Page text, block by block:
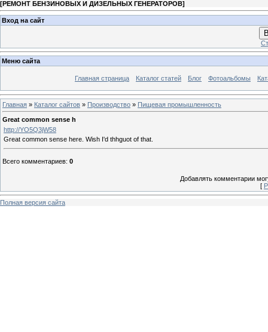
[РЕМОНТ БЕНЗИНОВЫХ И ДИЗЕЛЬНЫХ ГЕНЕРАТОРОВ]
Вход на сайт
Меню сайта
Главная страница Каталог статей Блог Фотоальбомы
Главная » Каталог сайтов » Производство » Пищевая промышленность
Great common sense h
http://YO5Q3jW58
Great common sense here. Wish I'd thhguot of that.
Всего комментариев: 0
Добавлять комментарии
[
Полная версия сайта